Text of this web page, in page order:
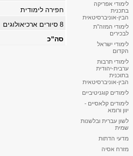
לימודי אפריקה
בתכנית
הבין-אוניברסיטאית
לימודי המזה"ת
לבכירים
לימודי ישראל
הקדום
לימודי תרבות
ערבית-יהודית
בתוכנית
הבין-אוניברסיטאית
לימודים קוגניטיביים
לימודים קלאסיים -
יוון ורומא
לשון עברית ובלשנות
שמית
מדעי הדתות
מזרח אסיה
חפירה לימודית
8 סיורים ארכיאולוגים
סה"כ